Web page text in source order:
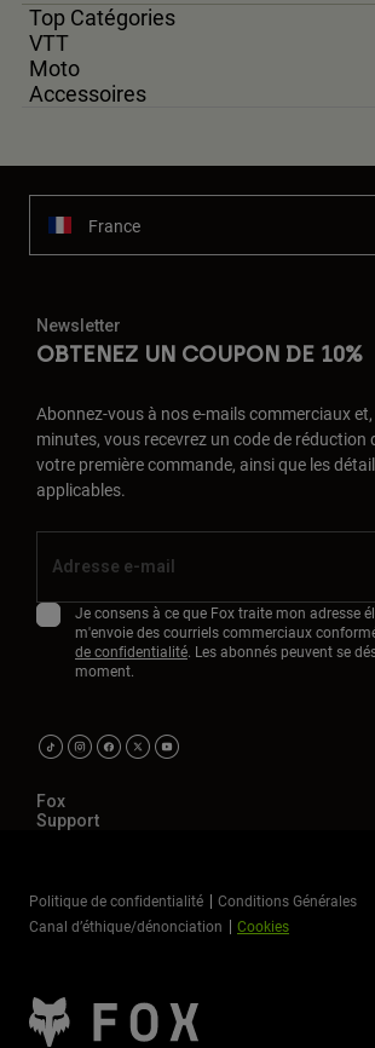
Top Catégories
VTT
Moto
Accessoires
France
Newsletter
OBTENEZ UN COUPON DE 10%
Abonnez-vous à nos e-mails commerciaux
minutes, vous recevrez un code de réduction
votre première commande, ainsi que les
applicables.
Je consens à ce que Fox traite mon adresse
m'envoie des courriels commerciaux
de confidentialité. Les abonnés peuvent se
moment.
Fox
Support
Politique de confidentialité
Conditions Générales
Canal d’éthique/dénonciation
Cookies